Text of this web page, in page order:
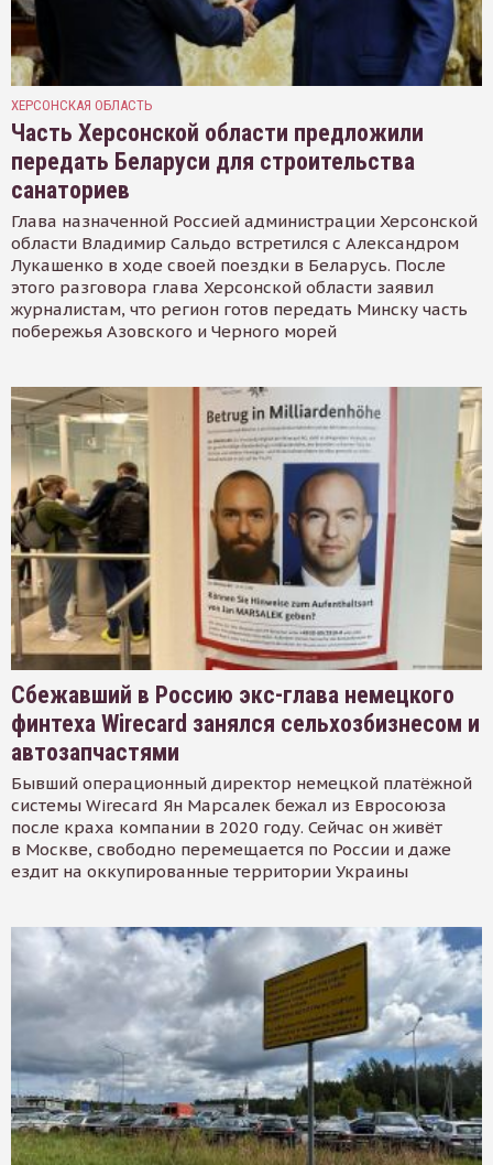
ХЕРСОНСКАЯ ОБЛАСТЬ
Часть Херсонской области предложили
передать Беларуси для строительства
санаториев
Глава назначенной Россией администрации Херсонской
области Владимир Сальдо встретился с Александром
Лукашенко в ходе своей поездки в Беларусь. После
этого разговора глава Херсонской области заявил
журналистам, что регион готов передать Минску часть
побережья Азовского и Черного морей
Сбежавший в Россию экс-глава немецкого
финтеха Wirecard занялся сельхозбизнесом и
автозапчастями
Бывший операционный директор немецкой платёжной
системы Wirecard Ян Марсалек бежал из Евросоюза
после краха компании в 2020 году. Сейчас он живёт
в Москве, свободно перемещается по России и даже
ездит на оккупированные территории Украины